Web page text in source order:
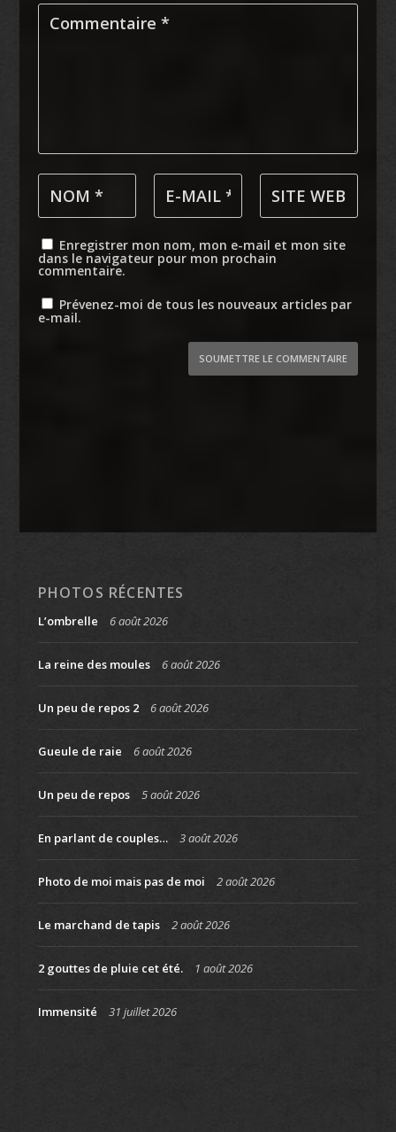
Enregistrer mon nom, mon e-mail et mon site
dans le navigateur pour mon prochain
commentaire.
Prévenez-moi de tous les nouveaux articles par
e-mail.
SOUMETTRE LE COMMENTAIRE
PHOTOS RÉCENTES
L’ombrelle 6 août 2026
La reine des moules 6 août 2026
Un peu de repos 2 6 août 2026
Gueule de raie 6 août 2026
Un peu de repos 5 août 2026
En parlant de couples… 3 août 2026
Photo de moi mais pas de moi 2 août 2026
Le marchand de tapis 2 août 2026
2 gouttes de pluie cet été. 1 août 2026
Immensité 31 juillet 2026